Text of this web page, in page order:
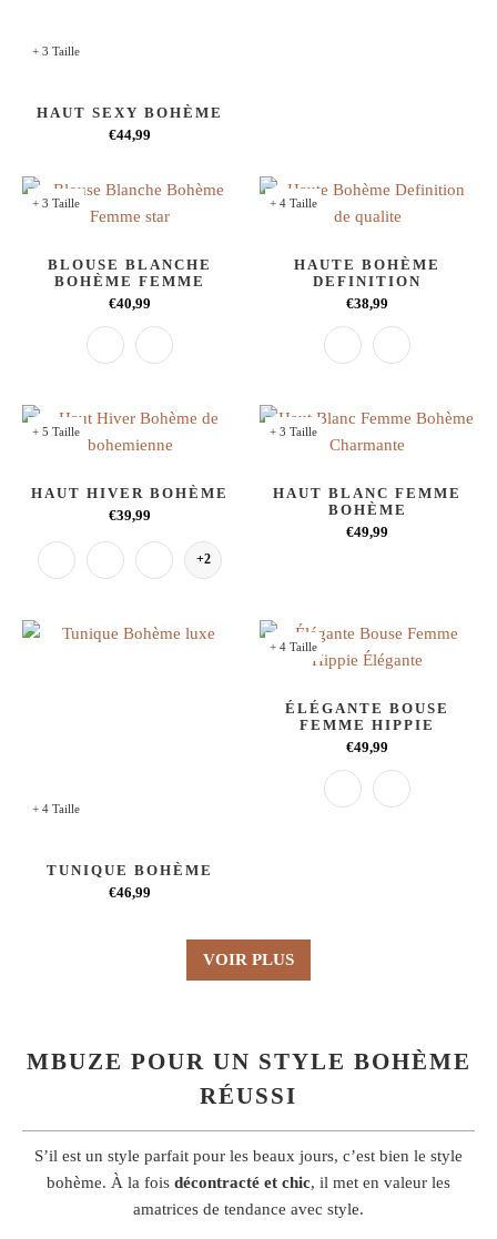
+ 3 Taille
HAUT SEXY BOHÈME
€44,99
+ 3 Taille
BLOUSE BLANCHE
BOHÈME FEMME
€40,99
+ 4 Taille
HAUTE BOHÈME
DEFINITION
€38,99
+ 5 Taille
HAUT HIVER BOHÈME
€39,99
+2
+ 3 Taille
HAUT BLANC FEMME
BOHÈME
€49,99
+ 4 Taille
TUNIQUE BOHÈME
€46,99
+ 4 Taille
ÉLÉGANTE BOUSE
FEMME HIPPIE
€49,99
VOIR PLUS
MBUZE POUR UN STYLE BOHÈME
RÉUSSI
S’il est un style parfait pour les beaux jours, c’est bien le style
bohème. À la fois décontracté et chic, il met en valeur les
amatrices de tendance avec style.